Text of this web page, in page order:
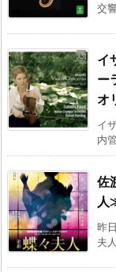
交
イ
ー
オ
イ
内
佐
人
昨
夫